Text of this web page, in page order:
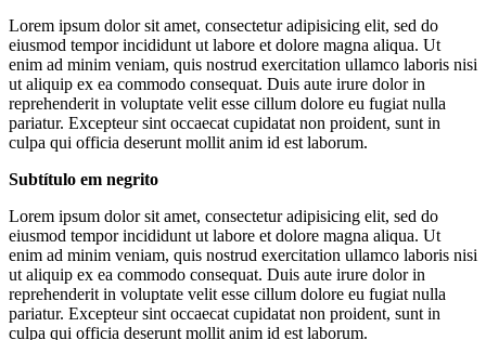
Lorem ipsum dolor sit amet, consectetur adipisicing elit, sed do
eiusmod tempor incididunt ut labore et dolore magna aliqua. Ut
enim ad minim veniam, quis nostrud exercitation ullamco laboris nisi
ut aliquip ex ea commodo consequat. Duis aute irure dolor in
reprehenderit in voluptate velit esse cillum dolore eu fugiat nulla
pariatur. Excepteur sint occaecat cupidatat non proident, sunt in
culpa qui officia deserunt mollit anim id est laborum.
Subtítulo em negrito
Lorem ipsum dolor sit amet, consectetur adipisicing elit, sed do
eiusmod tempor incididunt ut labore et dolore magna aliqua. Ut
enim ad minim veniam, quis nostrud exercitation ullamco laboris nisi
ut aliquip ex ea commodo consequat. Duis aute irure dolor in
reprehenderit in voluptate velit esse cillum dolore eu fugiat nulla
pariatur. Excepteur sint occaecat cupidatat non proident, sunt in
culpa qui officia deserunt mollit anim id est laborum.